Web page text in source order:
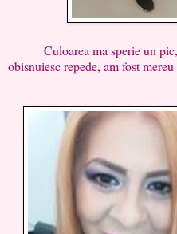
Culoarea ma sperie un pic,
obisnuiesc repede, am fost